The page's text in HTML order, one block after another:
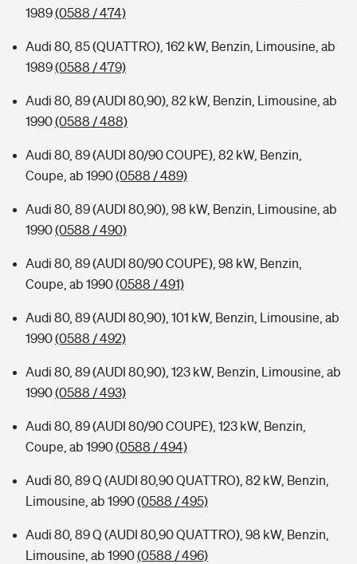
1989(0588 / 474)
Audi 80, 85 (QUATTRO), 162 kW, Benzin, Limousine, ab
1989(0588 / 479)
Audi 80, 89 (AUDI 80,90), 82 kW, Benzin, Limousine, ab
1990(0588 / 488)
Audi 80, 89 (AUDI 80/90 COUPE), 82 kW, Benzin,
Coupe, ab 1990(0588 / 489)
Audi 80, 89 (AUDI 80,90), 98 kW, Benzin, Limousine, ab
1990(0588 / 490)
Audi 80, 89 (AUDI 80/90 COUPE), 98 kW, Benzin,
Coupe, ab 1990(0588 / 491)
Audi 80, 89 (AUDI 80,90), 101 kW, Benzin, Limousine, ab
1990(0588 / 492)
Audi 80, 89 (AUDI 80,90), 123 kW, Benzin, Limousine, ab
1990(0588 / 493)
Audi 80, 89 (AUDI 80/90 COUPE), 123 kW, Benzin,
Coupe, ab 1990(0588 / 494)
Audi 80, 89 Q (AUDI 80,90 QUATTRO), 82 kW, Benzin,
Limousine, ab 1990(0588 / 495)
Audi 80, 89 Q (AUDI 80,90 QUATTRO), 98 kW, Benzin,
Limousine, ab 1990(0588 / 496)